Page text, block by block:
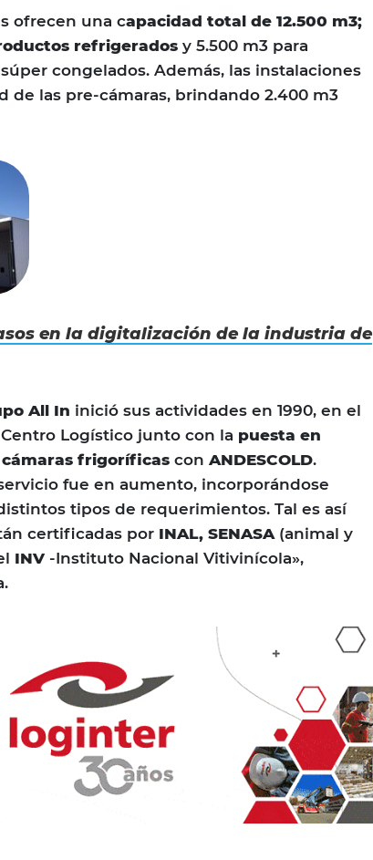
ofrecen una capacidad total de 12.500 m3;
refrigerados y 5.500 m3 para
congelados. Además, las instalaciones
de las pre-cámaras, brindando 2.400 m3
en la digitalización de la industria de
All In inició sus actividades en 1990, en el
Logístico junto con la puesta en
frigoríficas con ANDESCOLD.
fue en aumento, incorporándose
tipos de requerimientos. Tal es así
certificadas por INAL, SENASA (animal y
INV -Instituto Nacional Vitivinícola»,